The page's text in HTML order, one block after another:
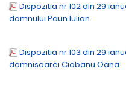
Dispozitia nr.102 din 29
domnului Paun Iulian
Dispozitia nr.103 din 29
domnisoarei Ciobanu Oana